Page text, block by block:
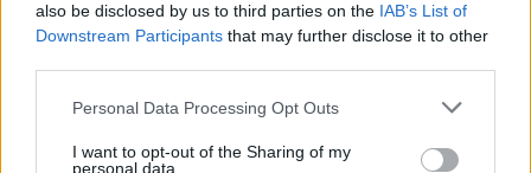
also be disclosed by us to third parties on the IAB’s List of
Downstream Participants that may further disclose it to other
Please note that this website/app uses one or more Google
not limited to your visit or usage behaviour. You may click to
Personal Data Processing Opt Outs
I want to opt-out of the Sharing of my
personal data.
“migliorare la qualità delle relazioni e la vivibilità
degli ambienti di lavoro e della società significa
sane, inclusive e sostenibili. È da qui che nasce la
possibilità di coniugare benessere individuale,